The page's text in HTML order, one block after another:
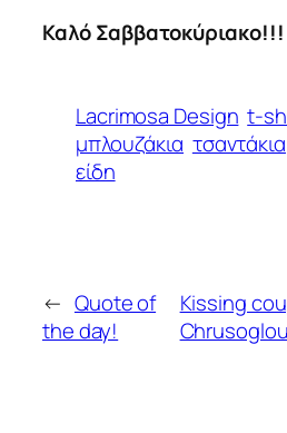
Καλό Σαββατοκύριακο!!!
Lacrimosa Design t-
μπλουζάκια τσαντάκια
είδη
← Quote of
the day!
Kissing
Chrusoglou